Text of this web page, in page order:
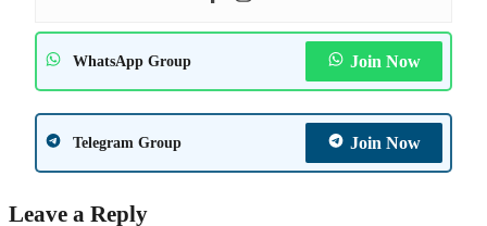
WhatsApp Group Join Now
Telegram Group Join Now
Leave a Reply